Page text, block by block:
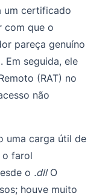
um certificado
com que o
pareça genuíno
Em seguida, ele
(RAT) no
não
uma carga útil de
o farol
o .dllO
houve muito